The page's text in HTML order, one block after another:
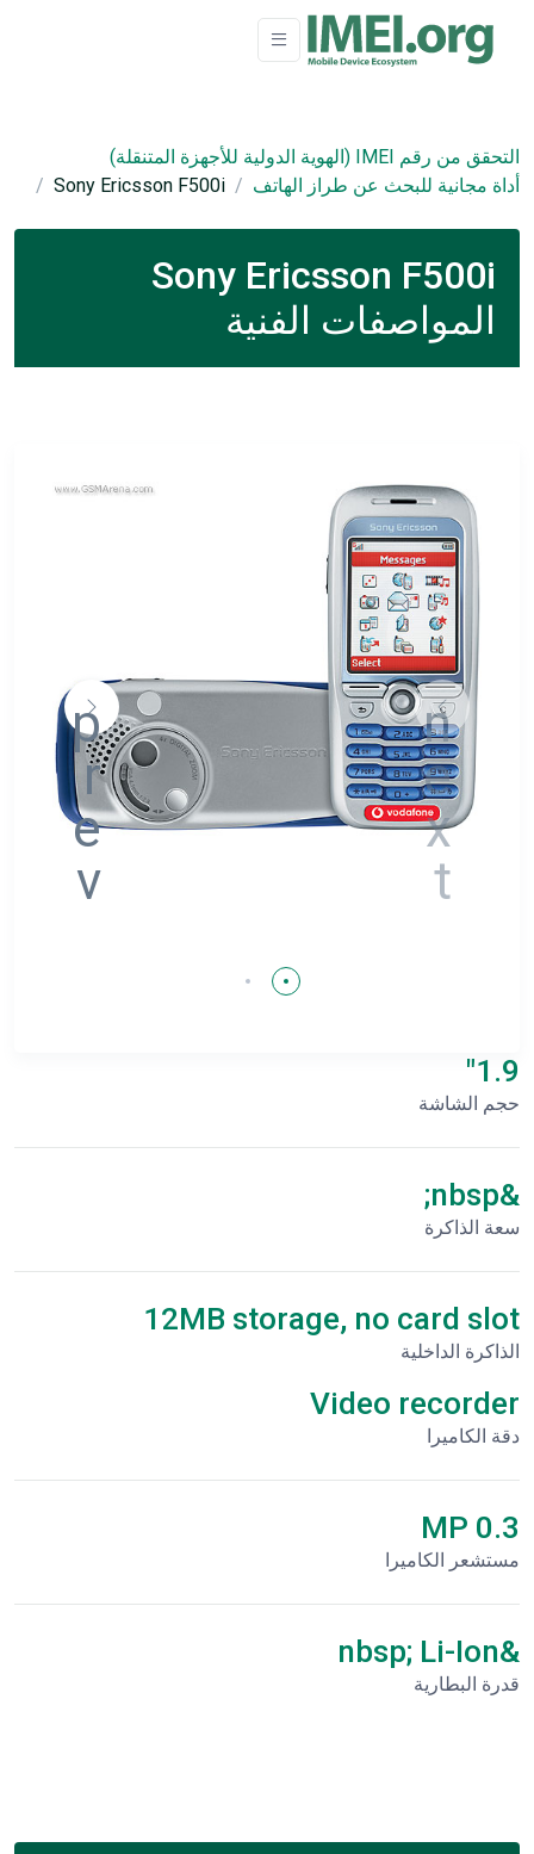
التحقق من رقم IMEI (الهوية الدولية للأجهزة المتنقلة)
أداة مجانية للبحث عن طراز الهاتف
Sony Ericsson F500i
Sony Ericsson F500i
المواصفات الفنية
1.9"
حجم الشاشة
&nbsp;
سعة الذاكرة
12MB storage, no card slot
الذاكرة الداخلية
Video recorder
دقة الكاميرا
0.3 MP
مستشعر الكاميرا
&nbsp; Li-Ion
قدرة البطارية